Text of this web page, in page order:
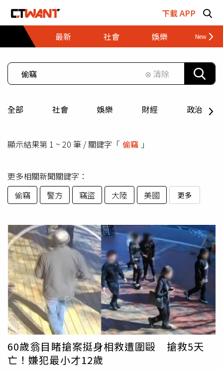
下載 APP
最新
社會 娛樂 財經
⊗ 清除
全部 社會 娛樂 財經 政治
顯示結果第 1 ~ 20 筆 / 關鍵字「 偷竊 」
更多相關新聞關鍵字：
偷竊
警方 竊盜 大陸 美國 更多
60歲翁目睹搶案挺身相救遭圍毆 搶救5天
亡！嫌犯最小才12歲